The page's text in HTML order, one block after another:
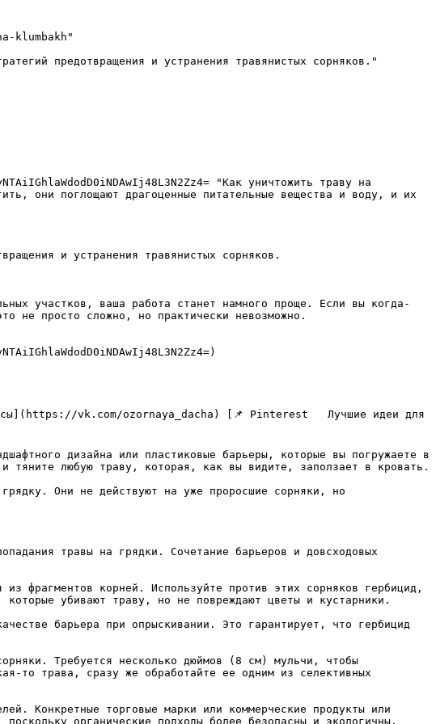
klumbakh"
предотвращения и устранения травянистых сорняков."
"Как уничтожить траву на
они поглощают драгоценные питательные вещества и воду, и их
и устранения травянистых сорняков.
участков, ваша работа станет намного проще. Если вы когда-
не просто сложно, но практически невозможно.
дизайна или пластиковые барьеры, которые вы погружаете в
тяните любую траву, которая, как вы видите, заползает в кровать.
Они не действуют на уже проросшие сорняки, но
травы на грядки. Сочетание барьеров и довсходовых
фрагментов корней. Используйте против этих сорняков гербицид,
которые убивают траву, но не повреждают цветы и кустарники.
барьера при опрыскивании. Это гарантирует, что гербицид
Требуется несколько дюймов (8 см) мульчи, чтобы
то трава, сразу же обработайте ее одним из селективных
Конкретные торговые марки или коммерческие продукты или
органические подходы более безопасны и экологичны.